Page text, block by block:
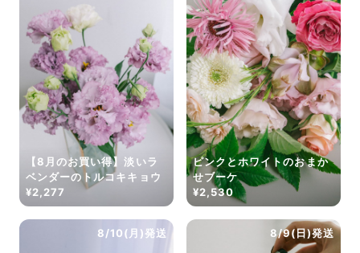
よくある質問
Q. 毎月自動でお花が届くサービスですか？
いいえ、毎月自動でお届けするサービスではありません。好
きな時に好きな花をご注文いただけます。
Q. 配送できないエリアはありますか？
ただいま沖縄・離島エリアへの配送には対応しておりませ
ん。ご了承ください。
Q. 配送日時は指定できますか？
お花をベストなタイミングで発送しているため、お届け日の
指定はできません。受け取り時間帯は、発送後にクロネコヤ
Q. 注文後にキャンセルできますか？
ご注文後一定時間内であればキャンセル可能です。
【8月のお買い得】淡いラ
ベンダーのトルコキキョウ
¥2,277
ピンクとホワイトのおまか
せブーケ
¥2,530
8/10(月)発送 8/9(日)発送